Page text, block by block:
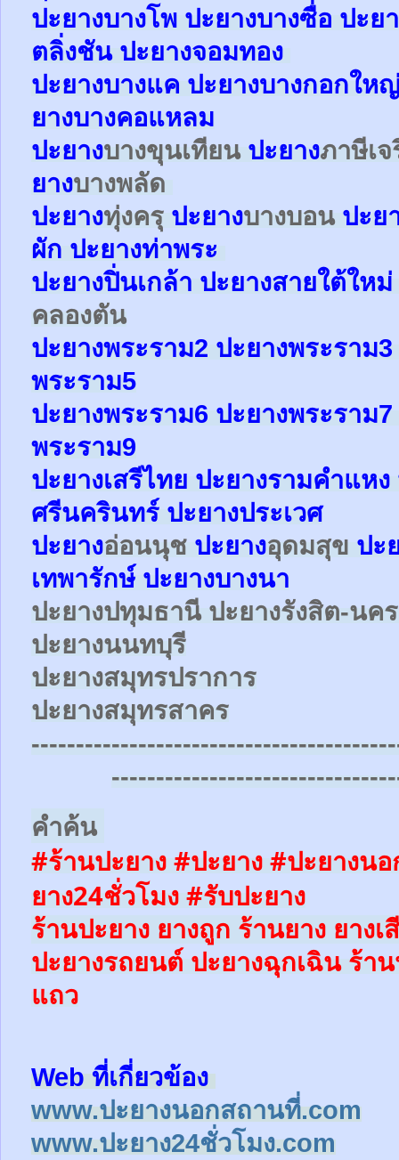
ปะยางบางโพ ปะยางบางซื่อ ปะย
ตลิ่งชัน ปะยางจอมทอง
ปะยางบางแค ปะยางบางกอกให
ยางบางคอแหลม
ปะยางบางขุนเทียน ปะยางภาษีเ
ยางบางพลัด
ปะยางทุ่งครุ ปะยางบางบอน ปะย
ผัก ปะยางท่าพระ
ปะยางปิ่นเกล้า ปะยางสายใต้ใหม่
คลองตัน
ปะยางพระราม2 ปะยางพระราม3
พระราม5
ปะยางพระราม6 ปะยางพระราม7
พระราม9
ปะยางเสรีไทย ปะยางรามคำแห
ศรีนครินทร์ ปะยางประเวศ
ปะยางอ่อนนุช ปะยางอุดมสุข ปะ
เทพารักษ์ ปะยางบางนา
ปะยางปทุมธานี ปะยางรังสิต-นค
ปะยางนนทบุรี
ปะยางสมุทรปราการ
ปะยางสมุทรสาคร
คำค้น
#ร้านปะยาง #ปะยาง #ปะยางน
ยาง24ชั่วโมง #รับปะยาง
ร้านปะยาง ยางถูก ร้านยาง ยางเ
ปะยางรถยนต์ ปะยางฉุกเฉิน ร้า
แถว
Web ที่เกี่ยวข้อง
www.ปะยางนอกสถานที่.com
www.ปะยาง24ชั่วโมง.com